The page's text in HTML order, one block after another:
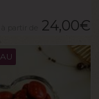
24,00€